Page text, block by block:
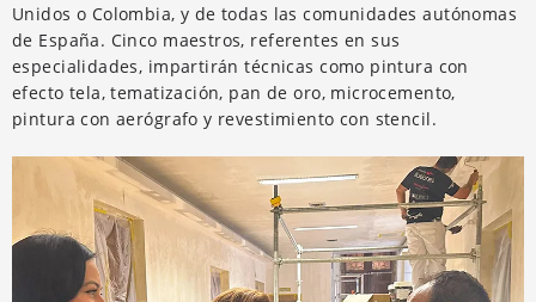
Unidos o Colombia, y de todas las comunidades autónomas
de España. Cinco maestros, referentes en sus
especialidades, impartirán técnicas como pintura con
efecto tela, tematización, pan de oro, microcemento,
pintura con aerógrafo y revestimiento con stencil.